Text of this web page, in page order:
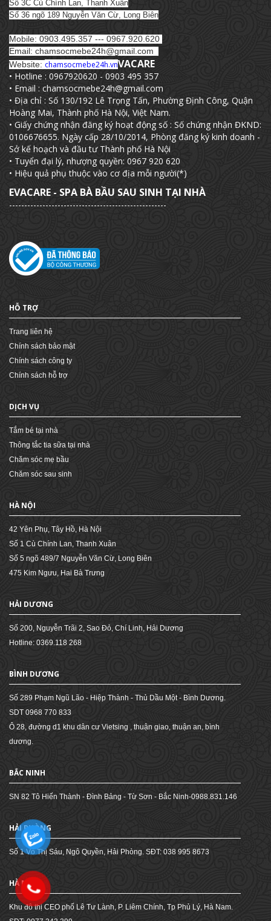
Số 3C Cù Chính Lan, Thanh Xuân
Số 36 ngõ 189 Nguyễn Văn Cừ, Long Biên
Mobile: 0903.495.357 --- 0967.920.620
Email: chamsocmebe24h@gmail.com
Website: chamsocmebe24h.vnVACARE
• Hotline : 0967920620 - 0903 495 357
• Email : chamsocmebe24h@gmail.com
• Địa chỉ : Số 130/192 Lê Trọng Tấn, Phường Định Công, Quận
Hoàng Mai, Thành phố Hà Nội, Việt Nam.
• Giấy chứng nhận đăng ký hoạt động số : Số chứng nhận ĐKND:
0106676655. Ngày cấp 28/10/2014, Phòng đăng ký kinh doanh -
Sở kế hoạch và đầu tư Thành phố Hà Nội
• Tuyển đại lý, nhượng quyền: 0967 920 620
• Hiệu quả phụ thuộc vào cơ địa mỗi người(*)
EVACARE - SPA BÀ BẦU SAU SINH TẠI NHÀ
----------------------------------------------------
HỖ TRỢ
Trang liên hệ
Chính sách bảo mật
Chính sách công ty
Chính sách hỗ trợ
DỊCH VỤ
Tắm bé tại nhà
Thông tắc tia sữa tại nhà
Chăm sóc mẹ bầu
Chăm sóc sau sinh
HÀ NỘI
42 Yên Phụ, Tây Hồ, Hà Nội
Số 1 Cù Chính Lan, Thanh Xuân
Số 5 ngõ 489/7 Nguyễn Văn Cừ, Long Biên
475 Kim Ngưu, Hai Bà Trưng
HẢI DƯƠNG
Số 200, Nguyễn Trãi 2, Sao Đỏ, Chí Linh, Hải Dương
Hotline: 0369.118 268
BÌNH DƯƠNG
Số 289 Phạm Ngũ Lão - Hiệp Thành - Thủ Dầu Một - Bình Dương.
SDT 0968 770 833
Ô 28, đường d1 khu dân cư Vietsing , thuận giao, thuận an, bình
dương.
BẮC NINH
SN 82 Tô Hiến Thành - Đình Bảng - Từ Sơn - Bắc Ninh-0988.831.146
HẢI PHÒNG
Số 1 Võ Thị Sáu, Ngô Quyền, Hải Phòng. SĐT: 038 995 8673
HÀ NAM
Khu đô thị CEO phố Lê Tư Lành, P. Liêm Chính, Tp Phủ Lý, Hà Nam.